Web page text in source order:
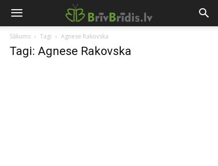
Sākums Tagi Agnese Rakovska
Tagi: Agnese Rakovska